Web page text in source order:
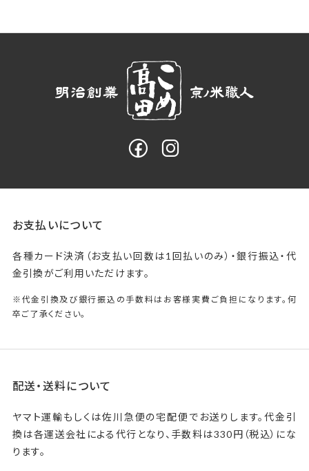
お支払いについて
各種カード決済（お支払い回数は1回払いのみ）・銀行振込・代
金引換がご利用いただけます。
※代金引換及び銀行振込の手数料はお客様実費ご負担になります。何
卒ご了承ください。
配送・送料について
ヤマト運輸もしくは佐川急便の宅配便でお送りします。代金引
換は各運送会社による代行となり、手数料は330円（税込）にな
ります。